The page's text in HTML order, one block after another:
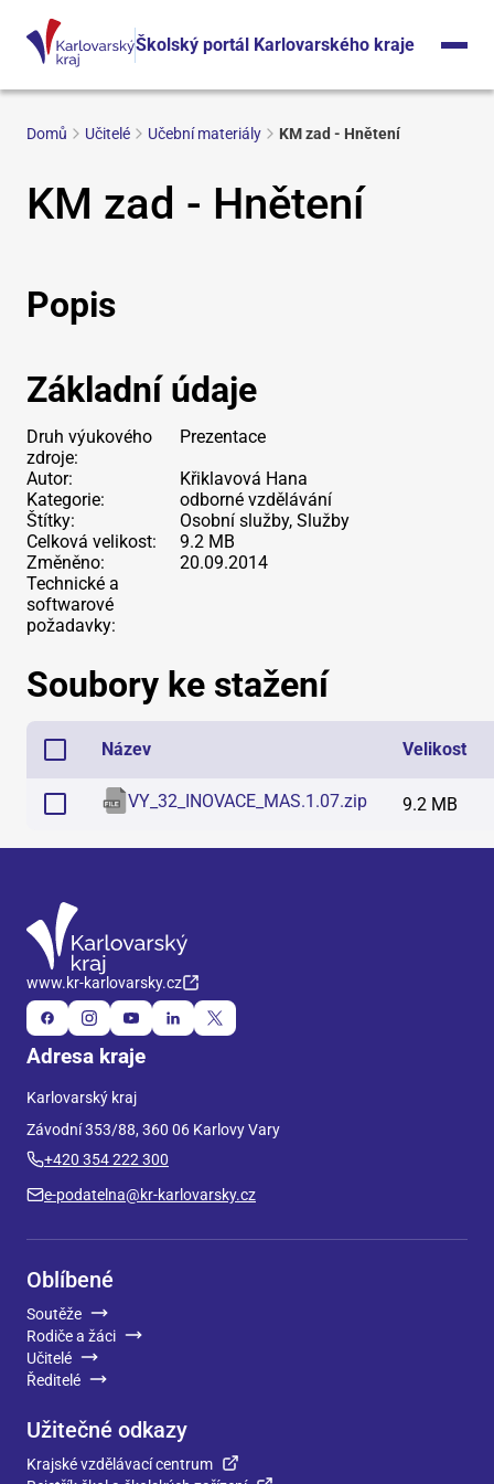
Školský portál Karlovarského kraje
Domů Učitelé Učební materiály KM zad - Hnětení
KM zad - Hnětení
Popis
Základní údaje
Druh výukového
zdroje:
Prezentace
Autor:
Křiklavová Hana
Kategorie:
odborné vzdělávání
Štítky:
Osobní služby, Služby
Celková velikost:
9.2 MB
Změněno:
20.09.2014
Technické a
softwarové
požadavky:
Soubory ke stažení
Název Velikost
VY_32_INOVACE_MAS.1.07.zip 9.2 MB
www.kr-karlovarsky.cz
Adresa kraje
Karlovarský kraj
Závodní 353/88, 360 06 Karlovy Vary
+420 354 222 300
e-podatelna@kr-karlovarsky.cz
Oblíbené
Soutěže
Rodiče a žáci
Učitelé
Ředitelé
Užitečné odkazy
Krajské vzdělávací centrum